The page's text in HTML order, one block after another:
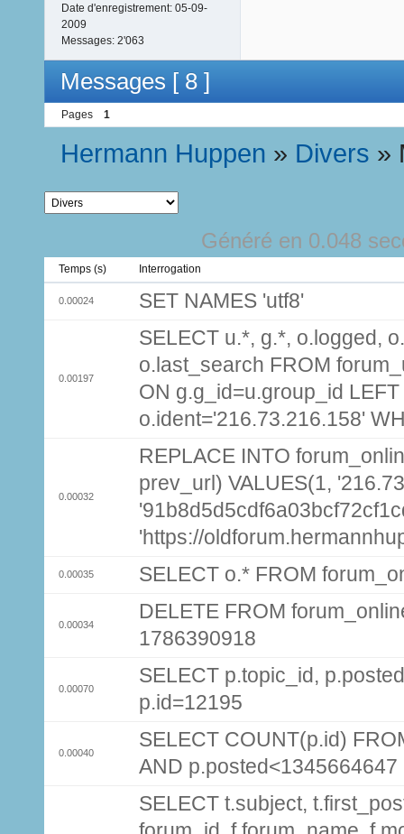
Date d'enregistrement: 05-09-
2009
Messages: 2'063
Messages [ 8 ]
Pages 1
Hermann Huppen » Divers »
Généré en 0.048
Temps (s) Interrogation
0.00024 SET NAMES 'utf8'
0.00197
SELECT u.*, g.*, o.logged,
o.last_search FROM
ON g.g_id=u.group_id
o.ident='216.73.216.158'
0.00032
REPLACE INTO
prev_url) VALUES(1,
'https://
0.00035 SELECT o.* FROM
0.00034
DELETE FROM
1786390918
0.00070
SELECT p.topic_id,
p.id=12195
0.00040
SELECT COUNT(p.id)
AND p.posted<1345664647
SELECT t.subject,